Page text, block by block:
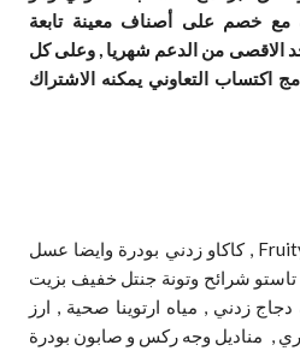
خصم على أصناف معينة تابعة
الاقصى من الدعم شهريا , وعلى كل
اكتساب التعاوني يمكنه الاشتراك
شراب بودرة فروتي برتقال Fruity , كاكاو زدني بودرة وايضا عسل
شرائح وتونة جنتل خفيف بزيت
زدني , مياه ارتوينا صحية , ارز
, مناديل وجه ركس و صابون بودرة